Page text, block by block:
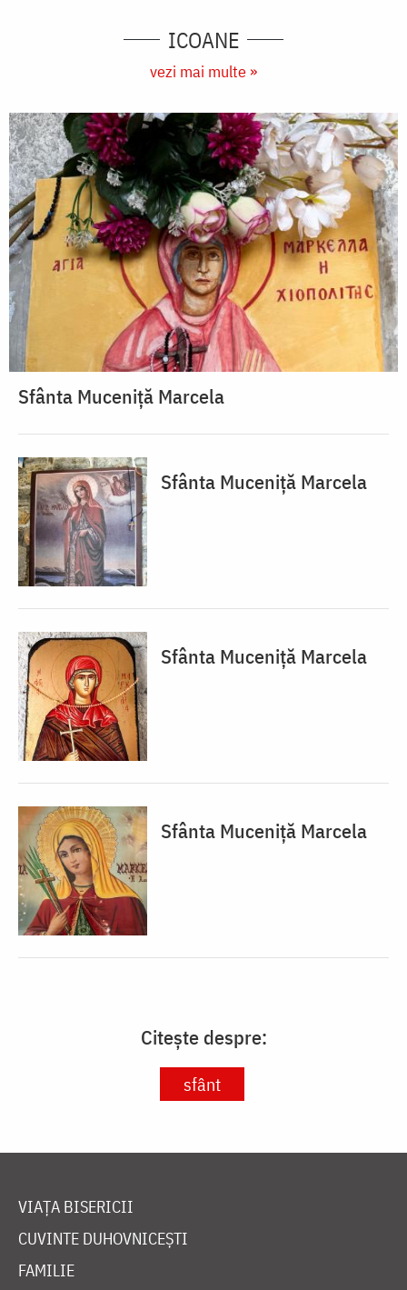
ICOANE
vezi mai multe »
Sfânta Muceniță Marcela
Sfânta Muceniță Marcela
Sfânta Muceniță Marcela
Sfânta Muceniță Marcela
Citește despre:
sfânt
VIAȚA BISERICII
CUVINTE DUHOVNICEȘTI
FAMILIE